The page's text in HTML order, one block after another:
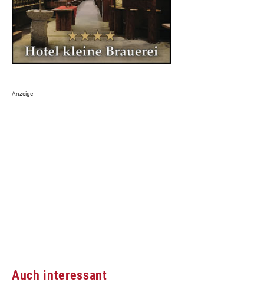
Auch interessant